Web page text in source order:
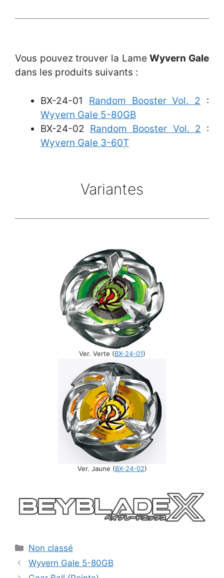
Vous pouvez trouver la LameWyvern Gale
dans les produits suivants :
BX-24-01 Random Booster Vol. 2 :
Wyvern Gale 5-80GB
BX-24-02 Random Booster Vol. 2 :
Wyvern Gale 3-60T
Variantes
Ver. Verte (BX-24-01)
Ver. Jaune (BX-24-02)
Catégories
Non classé
Wyvern Gale 5-80GB